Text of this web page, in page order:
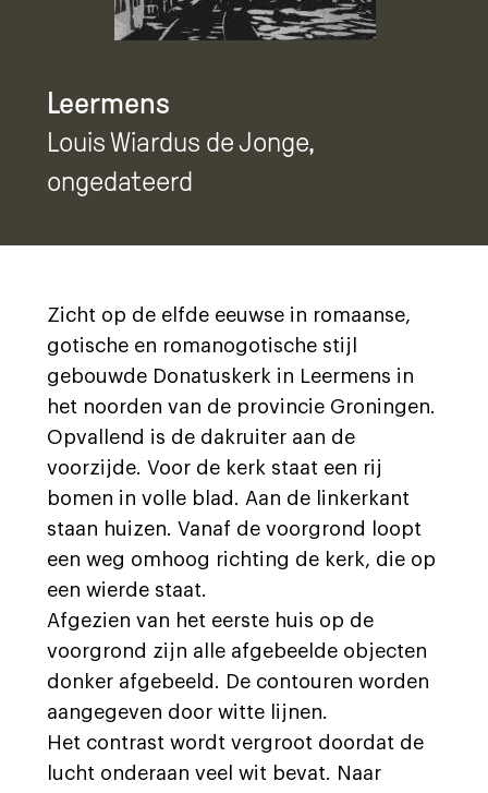
Leermens
Louis Wiardus de Jonge,
ongedateerd
Zicht op de elfde eeuwse in romaanse,
gotische en romanogotische stijl
gebouwde Donatuskerk in Leermens in
het noorden van de provincie Groningen.
Opvallend is de dakruiter aan de
voorzijde. Voor de kerk staat een rij
bomen in volle blad. Aan de linkerkant
staan huizen. Vanaf de voorgrond loopt
een weg omhoog richting de kerk, die op
een wierde staat.
Afgezien van het eerste huis op de
voorgrond zijn alle afgebeelde objecten
donker afgebeeld. De contouren worden
aangegeven door witte lijnen.
Het contrast wordt vergroot doordat de
lucht onderaan veel wit bevat. Naar